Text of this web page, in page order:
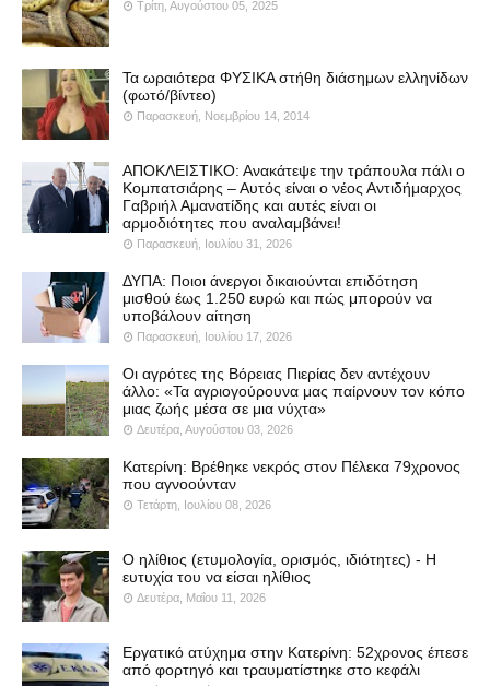
Τρίτη, Αυγούστου 05, 2025
Τα ωραιότερα ΦΥΣΙΚΑ στήθη διάσημων ελληνίδων
(φωτό/βίντεο)
Παρασκευή, Νοεμβρίου 14, 2014
ΑΠΟΚΛΕΙΣΤΙΚΟ: Ανακάτεψε την τράπουλα πάλι ο
Κομπατσιάρης – Αυτός είναι ο νέος Αντιδήμαρχος
Γαβριήλ Αμανατίδης και αυτές είναι οι
αρμοδιότητες που αναλαμβάνει!
Παρασκευή, Ιουλίου 31, 2026
ΔΥΠΑ: Ποιοι άνεργοι δικαιούνται επιδότηση
μισθού έως 1.250 ευρώ και πώς μπορούν να
υποβάλουν αίτηση
Παρασκευή, Ιουλίου 17, 2026
Οι αγρότες της Βόρειας Πιερίας δεν αντέχουν
άλλο: «Τα αγριογούρουνα μας παίρνουν τον κόπο
μιας ζωής μέσα σε μια νύχτα»
Δευτέρα, Αυγούστου 03, 2026
Κατερίνη: Βρέθηκε νεκρός στον Πέλεκα 79χρονος
που αγνοούνταν
Τετάρτη, Ιουλίου 08, 2026
Ο ηλίθιος (ετυμολογία, ορισμός, ιδιότητες) - Η
ευτυχία του να είσαι ηλίθιος
Δευτέρα, Μαΐου 11, 2026
Εργατικό ατύχημα στην Κατερίνη: 52χρονος έπεσε
από φορτηγό και τραυματίστηκε στο κεφάλι